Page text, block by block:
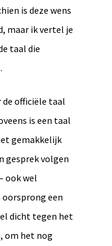
is deze wens
maar ik vertel je
taal die
officiële taal
is een taal
gemakkelijk
gesprek volgen
ook wel
oorsprong een
dicht tegen het
om het nog